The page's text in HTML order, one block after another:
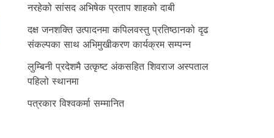
नरहेको सांसद अभिषेक प्रताप शाहको दाबी
दक्ष जनशक्ति उत्पादनमा कपिलवस्तु प्रतिष्ठानको दृढ
संकल्पका साथ अभिमुखीकरण कार्यक्रम सम्पन्न
लुम्बिनी प्रदेशमै उत्कृष्ट अंकसहित शिवराज अस्पताल
पहिलो स्थानमा
पत्रकार विश्वकर्मा सम्मानित